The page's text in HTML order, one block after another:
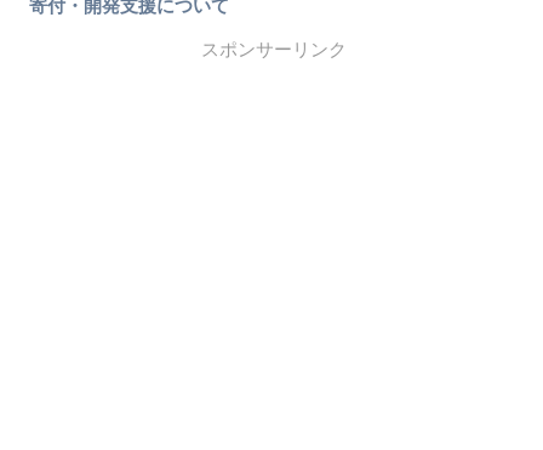
寄付・開発支援について
スポンサーリンク